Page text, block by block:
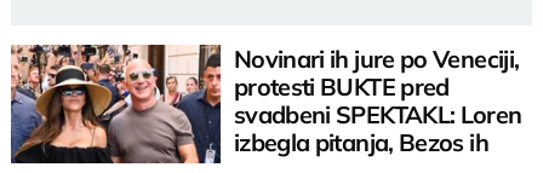
Novinari ih jure po Veneciji,
protesti BUKTE pred
svadbeni SPEKTAKL: Loren
izbegla pitanja, Bezos ih